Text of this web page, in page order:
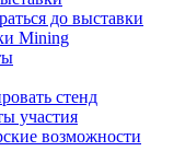
до выставки
Mining
стенд
участия
возможности